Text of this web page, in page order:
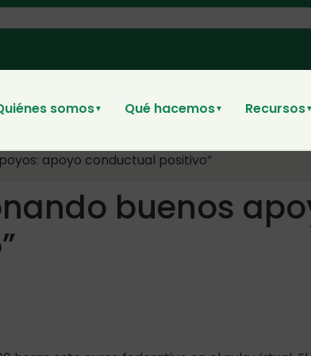
somos▼ Qué hacemos▼ Recursos▼
apoyo conductual positivo”
buenos